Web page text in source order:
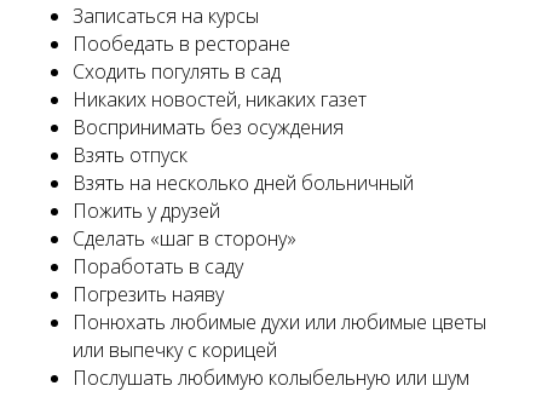
Записаться на курсы
Пообедать в ресторане
Сходить погулять в сад
Никаких новостей, никаких газет
Воспринимать без осуждения
Взять отпуск
Взять на несколько дней больничный
Пожить у друзей
Сделать «шаг в сторону»
Поработать в саду
Погрезить наяву
Понюхать любимые духи или любимые цветы
или выпечку с корицей
Послушать любимую колыбельную или шум